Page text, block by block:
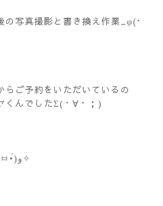
の写真撮影と書き換え作業_φ(･
ご予約をいただいているの
くんでしたΣ(・∀・；)
今日の営業に間に合います(๑•̀ㅂ•́)و✧